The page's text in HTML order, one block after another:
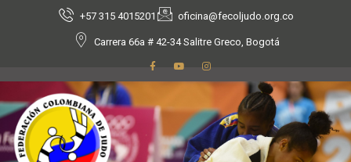
+57 315 4015201 oficina@fecoljudo.org.co
Carrera 66a # 42-34 Salitre Greco, Bogotá